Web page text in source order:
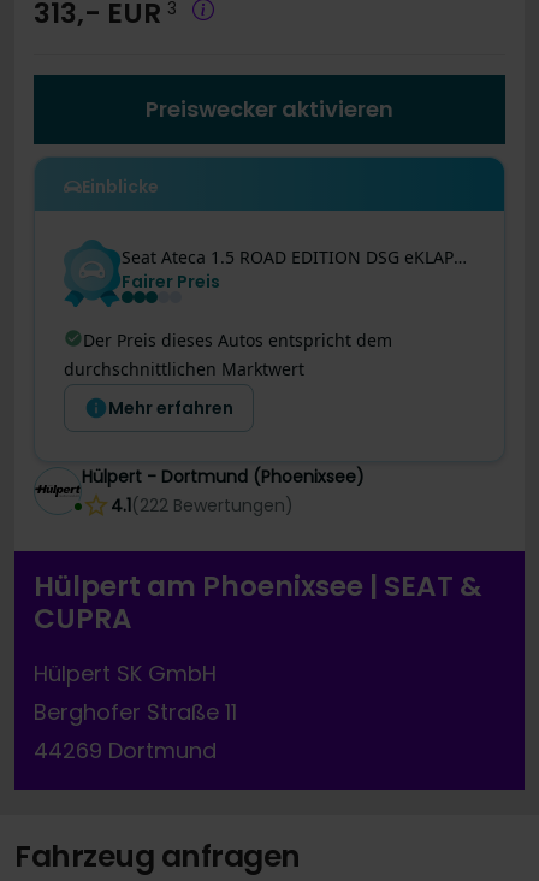
313,- EUR 3
Preiswecker aktivieren
Einblicke
Seat Ateca 1.5 ROAD EDITION DSG eKLAPPE NAVI 360CAM
Fairer Preis
Der Preis dieses Autos entspricht dem
durchschnittlichen Marktwert
Mehr erfahren
Hülpert - Dortmund (Phoenixsee)
4.1(222 Bewertungen)
Hülpert am Phoenixsee | SEAT &
CUPRA
Hülpert SK GmbH
Berghofer Straße 11
44269 Dortmund
Fahrzeug anfragen